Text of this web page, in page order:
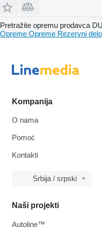
Pretražite opremu prodavca
Opreme Opreme Rezervni
Kompanija
O nama
Pomoć
Kontakti
Srbija / srpski
Naši projekti
Autoline™